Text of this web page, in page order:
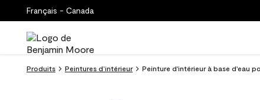
Français - Canada
Produits Peintures d’intérieur Peinture d'intérieur à base d'eau